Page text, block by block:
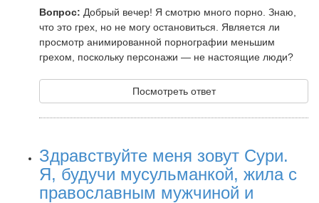
Вопрос: Добрый вечер! Я смотрю много порно. Знаю,
что это грех, но не могу остановиться. Является ли
просмотр анимированной порнографии меньшим
грехом, поскольку персонажи — не настоящие люди?
Посмотреть ответ
Здравствуйте меня зовут Сури.
Я, будучи мусульманкой, жила с
православным мужчиной и